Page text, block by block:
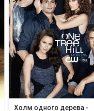
Холм одного дерева -